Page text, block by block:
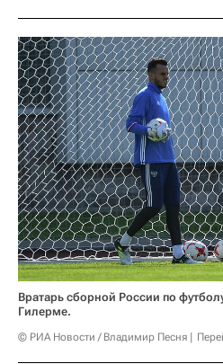
Вратарь сборной России по
Гилерме.
© РИА Новости / Владимир Песня